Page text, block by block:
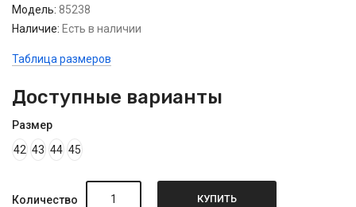
Модель: 85238
Наличие: Есть в наличии
Таблица размеров
Доступные варианты
Размер
42 43 44 45
Количество КУПИТЬ